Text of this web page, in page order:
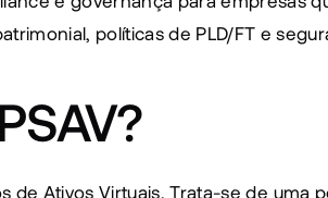
políticas de PLD/FT e
de Ativos Virtuais. Trata-se de